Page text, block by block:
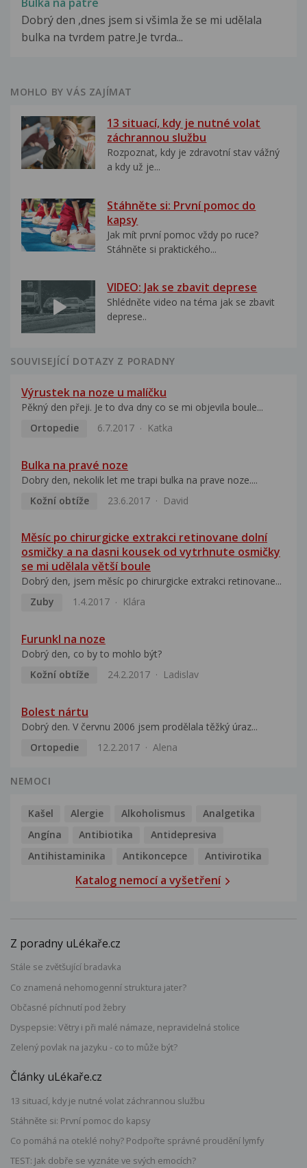
Dobrý den ,dnes jsem si všimla že se mi udělala
bulka na tvrdem patre.Je tvrda...
MOHLO BY VÁS ZAJÍMAT
13 situací, kdy je nutné volat
záchrannou službu
Rozpoznat, kdy je zdravotní stav vážný
a kdy už je...
Stáhněte si: První pomoc do
kapsy
Jak mít první pomoc vždy po ruce?
Stáhněte si praktického...
VIDEO: Jak se zbavit deprese
Shlédněte video na téma jak se zbavit
deprese..
SOUVISEJÍCÍ DOTAZY Z PORADNY
Výrustek na noze u malíčku
Pěkný den přeji. Je to dva dny co se mi objevila boule...
Ortopedie
6.7.2017 Katka
Bulka na pravé noze
Dobry den, nekolik let me trapi bulka na prave noze....
Kožní obtíže
23.6.2017 David
Měsíc po chirurgicke extrakci retinovane dolní
osmičky a na dasni kousek od vytrhnute osmičky
se mi udělala větší boule
Dobrý den, jsem měsíc po chirurgicke extrakci retinovane...
Zuby
1.4.2017 Klára
Furunkl na noze
Dobrý den, co by to mohlo být?
Kožní obtíže
24.2.2017 Ladislav
Bolest nártu
Dobrý den. V červnu 2006 jsem prodělala těžký úraz...
Ortopedie
12.2.2017 Alena
NEMOCI
Kašel Alergie Alkoholismus
Analgetika
Angína
Antibiotika
Antidepresiva
Antihistaminika
Antikoncepce Antivirotika
Katalog nemocí a vyšetření
Z poradny uLékaře.cz
Stále se zvětšující bradavka
Co znamená nehomogenní struktura jater?
Občasné píchnutí pod žebry
Dyspepsie: Větry i při malé námaze, nepravidelná stolice
Zelený povlak na jazyku - co to může být?
Články uLékaře.cz
13 situací, kdy je nutné volat záchrannou službu
Stáhněte si: První pomoc do kapsy
Co pomáhá na oteklé nohy? Podpořte správné proudění lymfy
TEST: Jak dobře se vyznáte ve svých emocích?